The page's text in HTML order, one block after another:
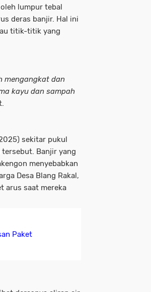
lumpur tebal
deras banjir. Hal ini
titik-titik yang
mengangkat dan
kayu dan sampah
sekitar pukul
tersebut. Banjir yang
menyebabkan
Desa Blang Rakal,
arus saat mereka
Paket